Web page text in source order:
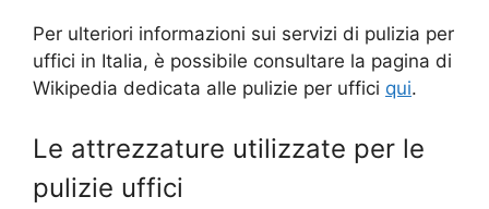
Per ulteriori informazioni sui servizi di pulizia per
uffici in Italia, è possibile consultare la pagina di
Wikipedia dedicata alle pulizie per uffici qui.
Le attrezzature utilizzate per le
pulizie uffici